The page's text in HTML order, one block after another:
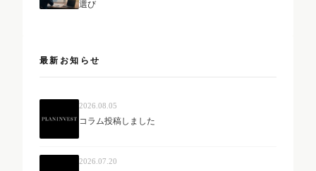
選び
最新お知らせ
2026.08.05
コラム投稿しました
2026.07.20